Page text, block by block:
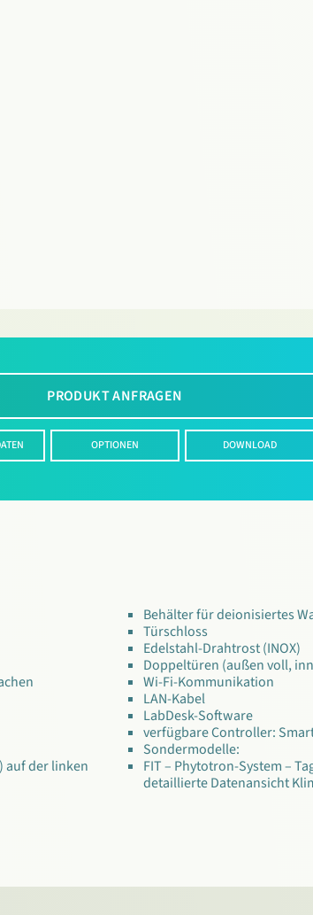
PRODUKT ANFRAGEN
OPTIONEN DOWNLOAD
auf der linken
Behälter für deionisiertes
Türschloss
Edelstahl-Drahtrost (INOX)
Doppeltüren (außen voll,
Wi-Fi-Kommunikation
LAN-Kabel
LabDesk-Software
verfügbare Controller:
Sondermodelle:
FIT – Phytotron-System –
detaillierte Datenansicht